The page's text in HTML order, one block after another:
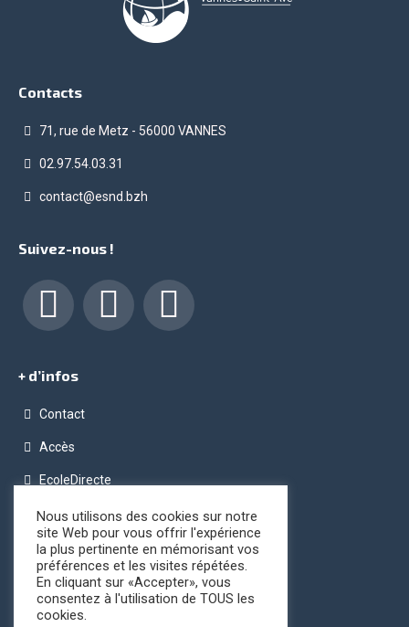
Contacts
71, rue de Metz - 56000 VANNES
02.97.54.03.31
contact@esnd.bzh
Suivez-nous !
Facebook LinkedIn Instagram
+ d’infos
Contact
Accès
EcoleDirecte
Programme OPC (Ordinateur Pour Chacun)
Conditions générales de vente
Registre public d’accessibilité
Nous utilisons des cookies sur notre
site Web pour vous offrir l'expérience
la plus pertinente en mémorisant vos
préférences et les visites répétées.
En cliquant sur «Accepter», vous
consentez à l'utilisation de TOUS les
cookies.